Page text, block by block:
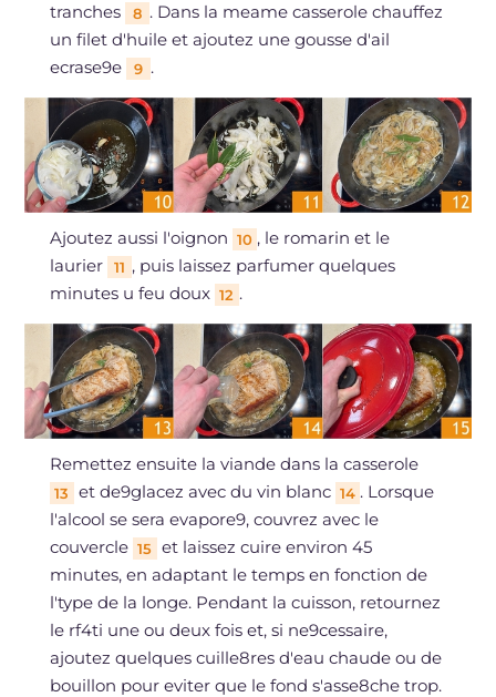
tranches
8 . Dans la meame casserole chauffez
un filet d'huile et ajoutez une gousse d'ail
ecrase9e
9 .
Ajoutez aussi l'oignon 10 , le romarin et le
laurier
11 , puis laissez parfumer quelques
minutes u feu doux 12 .
Remettez ensuite la viande dans la casserole
13 et de9glacez avec du vin blanc 14 . Lorsque
l'alcool se sera evapore9, couvrez avec le
couvercle 15 et laissez cuire environ 45
minutes, en adaptant le temps en fonction de
l'type de la longe. Pendant la cuisson, retournez
le rf4ti une ou deux fois et, si ne9cessaire,
ajoutez quelques cuille8res d'eau chaude ou de
bouillon pour eviter que le fond s'asse8che trop.